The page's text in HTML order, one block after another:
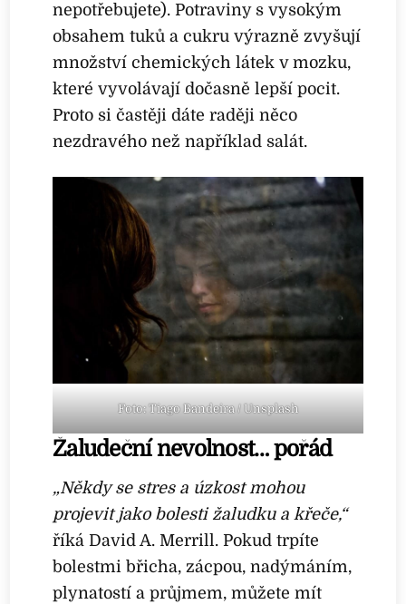
nepotřebujete). Potraviny s vysokým
obsahem tuků a cukru výrazně zvyšují
množství chemických látek v mozku,
které vyvolávají dočasně lepší pocit.
Proto si častěji dáte raději něco
nezdravého než například salát.
Foto: Tiago Bandeira / Unsplash
Žaludeční nevolnost… pořád
„Někdy se stres a úzkost mohou
projevit jako bolesti žaludku a křeče,“
říká David A. Merrill. Pokud trpíte
bolestmi břicha, zácpou, nadýmáním,
plynatostí a průjmem, můžete mít